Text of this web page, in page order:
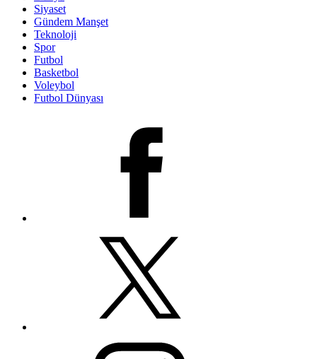
Siyaset
Gündem Manşet
Teknoloji
Spor
Futbol
Basketbol
Voleybol
Futbol Dünyası